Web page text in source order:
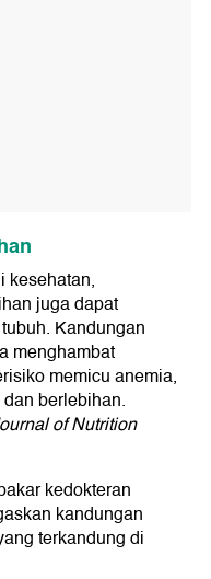
kesehatan,
juga dapat
Kandungan
menghambat
memicu anemia,
berlebihan.
of Nutrition
kedokteran
kandungan
terkandung di